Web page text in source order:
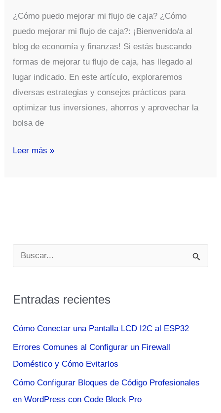
¿Cómo puedo mejorar mi flujo de caja? ¿Cómo
puedo mejorar mi flujo de caja?: ¡Bienvenido/a al
blog de economía y finanzas! Si estás buscando
formas de mejorar tu flujo de caja, has llegado al
lugar indicado. En este artículo, exploraremos
diversas estrategias y consejos prácticos para
optimizar tus inversiones, ahorros y aprovechar la
bolsa de
¿Cómo
Leer más »
u
c
p
o
r
:
Entradas recientes
Cómo Conectar una Pantalla LCD I2C al ESP32
Errores Comunes al Configurar un Firewall
Doméstico y Cómo Evitarlos
Cómo Configurar Bloques de Código Profesionales
en WordPress con Code Block Pro